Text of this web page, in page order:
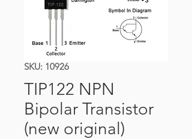
SKU: 10926
TIP122 NPN
Bipolar Transistor
(new original)